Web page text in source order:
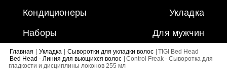
Кондиционеры
Укладка
Наборы
Для мужчин
Главная Укладка Сыворотки для укладки волос
Bed Head - Линия для вьющихся волос
TIGI Bed Head
Control Freak - Сыворотка для
гладкости и дисциплины локонов 255 мл